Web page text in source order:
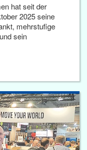
hat seit der
2025 seine
mehrstufige
sein